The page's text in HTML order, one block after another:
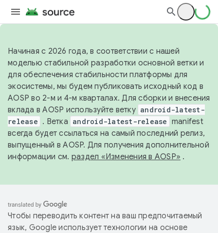
Начиная с 2026 года, в соответствии с нашей
моделью стабильной разработки основной ветки и
для обеспечения стабильности платформы для
экосистемы, мы будем публиковать исходный код в
AOSP во 2-м и 4-м кварталах. Для сборки и внесения
вклада в AOSP используйте ветку android-latest-
release . Ветка android-latest-release manifest
всегда будет ссылаться на самый последний релиз,
выпущенный в AOSP. Для получения дополнительной
информации см. раздел «Изменения в AOSP» .
Чтобы переводить контент на ваш предпочитаемый
язык, Google использует технологии на основе